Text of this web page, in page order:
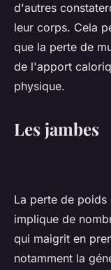
d'autres
leur corps. Cela
que la perte de
de l'apport
physique.
Les jambes
La perte de poids
implique de
qui maigrit en
notamment la